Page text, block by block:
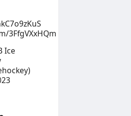
3FfgVXxHQm
Ice